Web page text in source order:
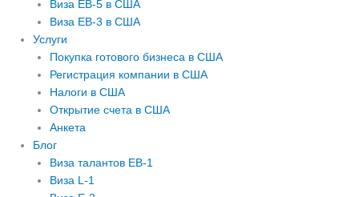
Виза EB-5 в США
Виза EB-3 в США
Услуги
Покупка готового бизнеса в США
Регистрация компании в США
Налоги в США
Открытие счета в США
Анкета
Блог
Виза талантов EB-1
Виза L-1